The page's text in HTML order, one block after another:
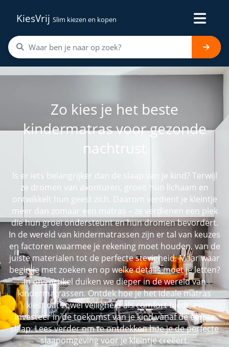
KiesVrij Slim kiezen en kopen
Zo kies je het beste
kindermatras voor gezonde
nachtrust
Is er iets belangrijker dan de slaap van je kind? Terwijl
ze dromen van avonturen, groeit hun lichaam en
ontwikkelt hun geest zich. Daarom verdient je kleintje
meer dan zomaar een matras – ze verdienen een plek
die hun groei ondersteunt en hun dromen bevordert.
In de wereld van kindermatrassen zijn er tal van keuzes
en factoren waarmee je rekening moet houden, van de
juiste materialen tot de perfecte stevigheid. Maar waar
begin je met zoeken en op welke details moet je letten?
In ons artikel duiken we dieper in de wereld van
kindermatrassen. Ontdek hoe je het ideale matras
kiest dat zowel veiligheid als comfort biedt, en
investeer in de toekomst van je kind vanaf de eerste
slaap. Lees verder om te ontdekken hoe je de perfecte
slaapomgeving voor je kleintje creëert.